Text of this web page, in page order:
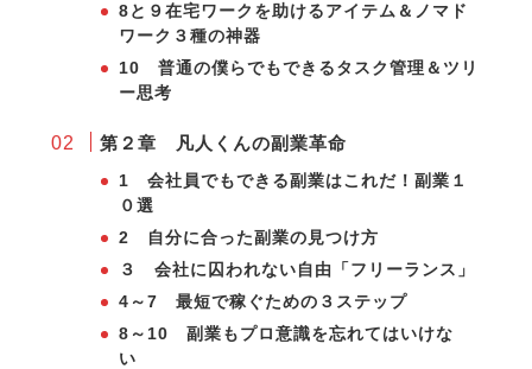
8と９在宅ワークを助けるアイテム＆ノマド
ワーク３種の神器
10 普通の僕らでもできるタスク管理＆ツリ
ー思考
第２章 凡人くんの副業革命
1 会社員でもできる副業はこれだ！副業１
０選
2 自分に合った副業の見つけ方
３ 会社に囚われない自由「フリーランス」
4～7 最短で稼ぐための３ステップ
8～10 副業もプロ意識を忘れてはいけな
い